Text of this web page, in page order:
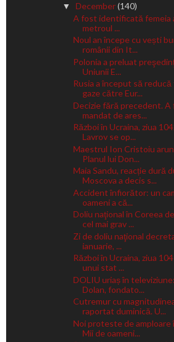
▼ December(140)
A fost identificată femeia
metroul ...
Noul an începe cu vești
românii din It...
Polonia a preluat
Uniunii E...
Rusia a început să
gaze către Eur...
Decizie fără precedent. A
mandat de ares...
Război în Ucraina, ziua
Lavrov se op...
Maestrul Ion Cristoiu
Planul lui Don...
Maia Sandu, reacție dură
Moscova a decis s...
Accident înfiorător: un
oameni a că...
Doliu naţional în Coreea
cel mai grav ...
Zi de doliu naţional
ianuarie, ...
Război în Ucraina, ziua
unui stat ...
DOLIU uriaș în
Dolan, fondato...
Cutremur cu
raportat duminică. U...
Noi proteste de amploare
Mii de oameni...